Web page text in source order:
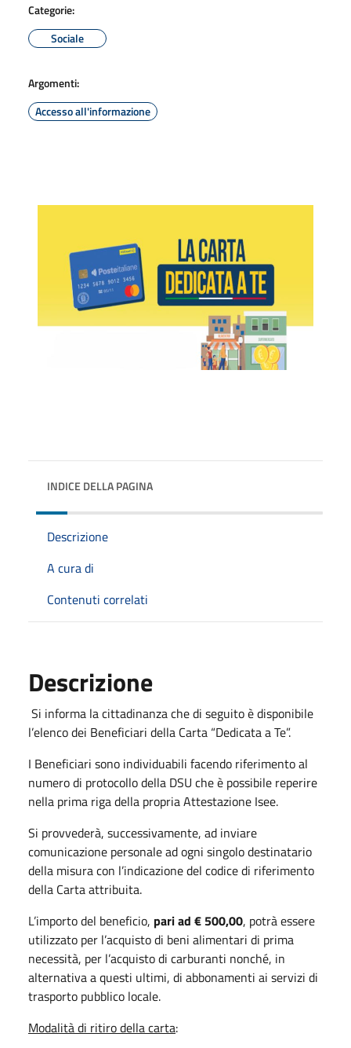
Categorie:
Sociale
Argomenti:
Accesso all'informazione
INDICE DELLA PAGINA
Descrizione
A cura di
Contenuti correlati
Descrizione
Si informa la cittadinanza che di seguito è disponibile
l’elenco dei Beneficiari della Carta “Dedicata a Te”.
I Beneficiari sono individuabili facendo riferimento al
numero di protocollo della DSU che è possibile reperire
nella prima riga della propria Attestazione Isee.
Si provvederà, successivamente, ad inviare
comunicazione personale ad ogni singolo destinatario
della misura con l’indicazione del codice di riferimento
della Carta attribuita.
L’importo del beneficio, pari ad € 500,00, potrà essere
utilizzato per l’acquisto di beni alimentari di prima
necessità, per l’acquisto di carburanti nonché, in
alternativa a questi ultimi, di abbonamenti ai servizi di
trasporto pubblico locale.
Modalità di ritiro della carta: